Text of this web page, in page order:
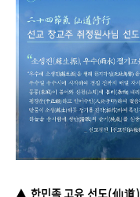
▲ 한민족 고유 선도(仙道)